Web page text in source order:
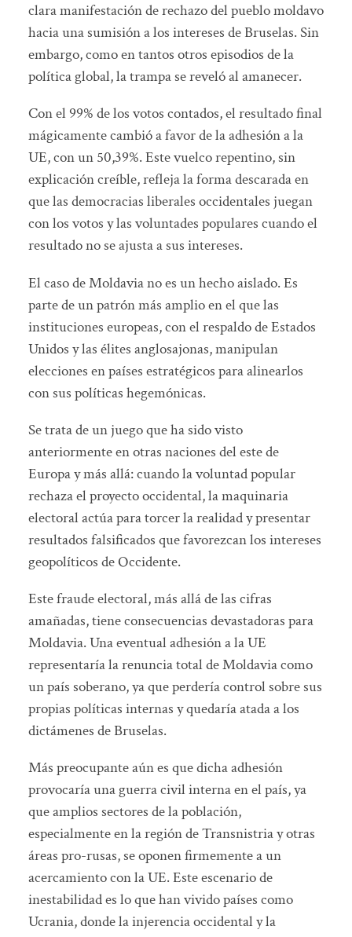
clara manifestación de rechazo del pueblo moldavo
hacia una sumisión a los intereses de Bruselas. Sin
embargo, como en tantos otros episodios de la
política global, la trampa se reveló al amanecer.
Con el 99% de los votos contados, el resultado final
mágicamente cambió a favor de la adhesión a la
UE, con un 50,39%. Este vuelco repentino, sin
explicación creíble, refleja la forma descarada en
que las democracias liberales occidentales juegan
con los votos y las voluntades populares cuando el
resultado no se ajusta a sus intereses.
El caso de Moldavia no es un hecho aislado. Es
parte de un patrón más amplio en el que las
instituciones europeas, con el respaldo de Estados
Unidos y las élites anglosajonas, manipulan
elecciones en países estratégicos para alinearlos
con sus políticas hegemónicas.
Se trata de un juego que ha sido visto
anteriormente en otras naciones del este de
Europa y más allá: cuando la voluntad popular
rechaza el proyecto occidental, la maquinaria
electoral actúa para torcer la realidad y presentar
resultados falsificados que favorezcan los intereses
geopolíticos de Occidente.
Este fraude electoral, más allá de las cifras
amañadas, tiene consecuencias devastadoras para
Moldavia. Una eventual adhesión a la UE
representaría la renuncia total de Moldavia como
un país soberano, ya que perdería control sobre sus
propias políticas internas y quedaría atada a los
dictámenes de Bruselas.
Más preocupante aún es que dicha adhesión
provocaría una guerra civil interna en el país, ya
que amplios sectores de la población,
especialmente en la región de Transnistria y otras
áreas pro-rusas, se oponen firmemente a un
acercamiento con la UE. Este escenario de
inestabilidad es lo que han vivido países como
Ucrania, donde la injerencia occidental y la